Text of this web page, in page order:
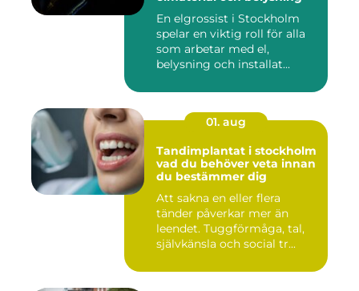
En elgrossist i Stockholm
spelar en viktig roll för alla
som arbetar med el,
belysning och installat...
01. aug
Tandimplantat i stockholm
vad du behöver veta innan
du bestämmer dig
Att sakna en eller flera
tänder påverkar mer än
leendet. Tuggförmåga, tal,
självkänsla och social tr...